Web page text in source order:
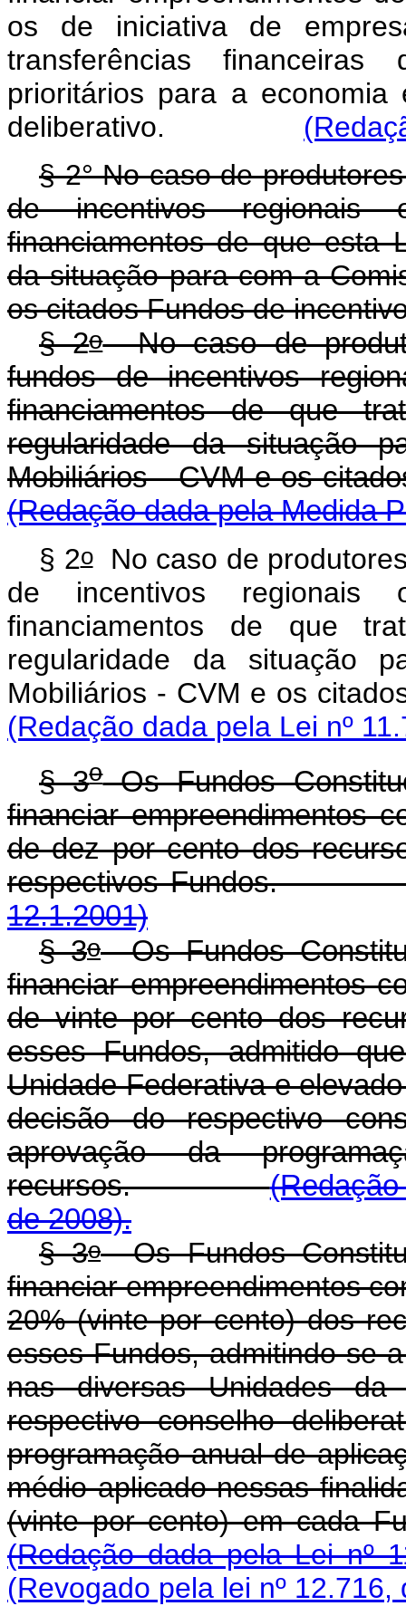
os de iniciativa de
transferências
prioritários para a
deliberativo.
§ 2° No caso de
de incentivos
financiamentos de que esta
da situação para com a
os citados Fundos de
§ 2oNo caso de
fundos de incentivos
financiamentos de que
regularidade da situação
Mobiliários - CVM e os
(Redação dada pela Medida
§ 2oNo caso de
de incentivos
financiamentos de que
regularidade da situação
Mobiliários - CVM e os
(Redação dada pela Lei nº
§ 3oOs Fundos
financiar empreendimentos
de dez por cento dos
respectivos
12.1.2001)
§ 3oOs Fundos
financiar empreendimentos
de vinte por cento dos
esses Fundos, admitido
Unidade Federativa e
decisão do respectivo
aprovação da
recursos.(Redação
de 2008).
§ 3oOs Fundos
financiar empreendimentos
20% (vinte por cento) dos
esses Fundos, admitindo-se
nas diversas Unidades da
respectivo conselho
programação anual de
médio aplicado nessas
(vinte por cento) em
(Redação dada pela Lei nº
(Revogado pela lei nº 12.716,